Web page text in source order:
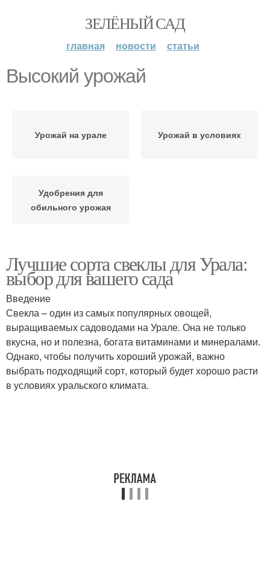
ЗЕЛЁНЫЙ САД
главная новости статьи
Высокий урожай
Урожай на урале Урожай в условиях
Удобрения для
обильного урожая
Лучшие сорта свеклы для Урала:
выбор для вашего сада
Введение
Свекла – один из самых популярных овощей,
выращиваемых садоводами на Урале. Она не только
вкусна, но и полезна, богата витаминами и минералами.
Однако, чтобы получить хороший урожай, важно
выбрать подходящий сорт, который будет хорошо расти
в условиях уральского климата.